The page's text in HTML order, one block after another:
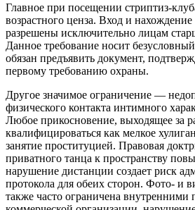
Главное при посещении стриптиз-
возрастного ценза. Вход и
разрешены исключительно лицам
Данное требование носит
обязан предъявить документ,
первому требованию охраны.
Другое значимое ограничение —
физического контакта интимного
Любое прикосновение, выходящее за
квалифицироваться как мелкое
занятие проституцией. Правовая
приватного танца к пространству
нарушение дистанции создает риск
протокола для обеих сторон. Фото- и
также часто ограничена внутренними